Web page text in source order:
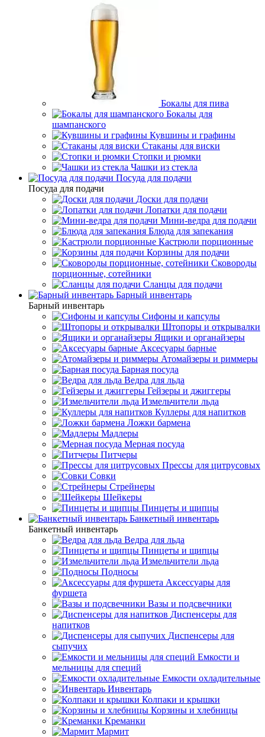
Бокалы для пива
Бокалы для
шампанского
Кувшины и графины
Стаканы для виски
Стопки и рюмки
Чашки из стекла
Посуда для подачи
Посуда для подачи
Доски для подачи
Лопатки для подачи
Мини-ведра для подачи
Блюда для запекания
Кастрюли порционные
Корзины для подачи
Сковороды
порционные, сотейники
Сланцы для подачи
Барный инвентарь
Барный инвентарь
Сифоны и капсулы
Штопоры и открывалки
Ящики и органайзеры
Аксесуары барные
Атомайзеры и риммеры
Барная посуда
Ведра для льда
Гейзеры и джиггеры
Измельчители льда
Куллеры для напитков
Ложки бармена
Мадлеры
Мерная посуда
Питчеры
Прессы для цитрусовых
Совки
Стрейнеры
Шейкеры
Пинцеты и щипцы
Банкетный инвентарь
Банкетный инвентарь
Ведра для льда
Пинцеты и щипцы
Измельчители льда
Подносы
Аксессуары для
фуршета
Вазы и подсвечники
Диспенсеры для
напитков
Диспенсеры для
сыпучих
Емкости и
мельницы для специй
Емкости охладительные
Инвентарь
Колпаки и крышки
Корзины и хлебницы
Креманки
Мармит